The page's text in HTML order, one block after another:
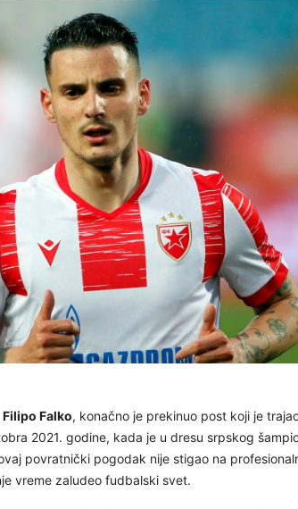
Filipo Falko, konačno je prekinuo post koji je
2021. godine, kada je u dresu srpskog
povratnički pogodak nije stigao na
vreme zaludeo fudbalski svet.